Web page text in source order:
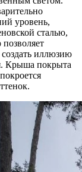
уровень,
сталью,
иллюзию
Крыша покрыта